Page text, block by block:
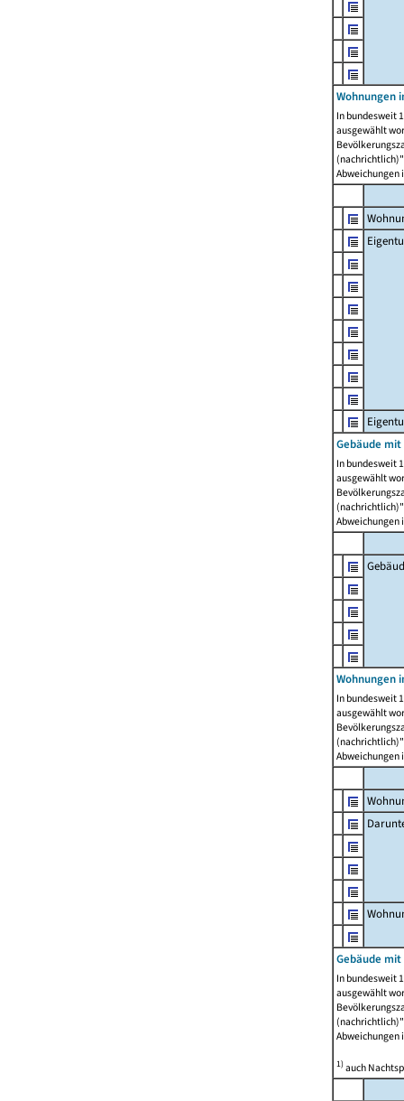
Wohnungen
In bundesweit
ausgewählt
Abweichungen
Gebäude
In bundesweit
ausgewählt
Abweichungen
Wohnungen
In bundesweit
ausgewählt
Abweichungen
Gebäude
In bundesweit
ausgewählt
Abweichungen
1)auch